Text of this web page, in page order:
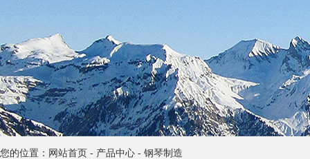
您的位置： 网站首页 - 产品中心 - 钢琴制造